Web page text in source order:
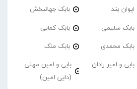
ایوان بند بابک جهانبخش
بابک سلیمی بابک کمایی
بابک محمدی بابک ملک
بابی و امیر رادان
بابی و امین مهنی
(دایی امین)